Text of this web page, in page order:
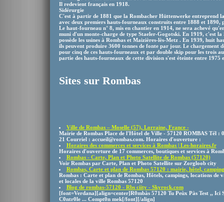
Il redevient français en 1918.
Sidérurgie
C'est à partir de 1881 que la Rombacher Hüttenwerke entreprend
avec deux premiers hauts-fourneaux construits entre 1888 et 1890,
Le haut-fourneau n° 8, mis en chantier en 1914, ne sera achevé
muni d'un monte-charge de type Staeler-Gogotski. En 1919, c'est la
possède les usines à Rombas et Maizières-lès-Metz . En 1939, huit
ils peuvent produire 3600 tonnes de fonte par jour. Le chargement
pour cinq de ces hauts-fourneaux et par double skip pour les trois
partie des hauts-fourneaux de cette division s'est éteinte entre 1975
Sites sur Rombas
Ville de Rombas – Moselle (57), Lorraine, France -
Mairie de Rombas Place de l'Hôtel de Ville - 57120 ROMBAS Tél :
21 Courriel : accueil@rombas.com. Horaires d'ouverture :
Horaires des commerces et services à Rombas | Les-horaires.fr
Horaires d'ouverture de 17 commerces, boutiques et services à
Rombas - Carte, Plan et Photo Satellite de Rombas (57120)
Voir Rombas par Carte, Plan et Photo Satellite sur Zorgloob city
Rombas, Carte et plan de Rombas 57120 : mairie, hôtel,
Rombas : Carte et plan de Rombas, Hôtels, campings, locations de
et locales de la ville Rombas 57120
Blog de rombas-57120 - Rbs ciity - Skyrock.com
[font=Verdana][align=center]R0mbàs 57120 Tu Peùx Pàs Test ,, Ici
C0ntr0le ... Compt0n mek[/font][/align]